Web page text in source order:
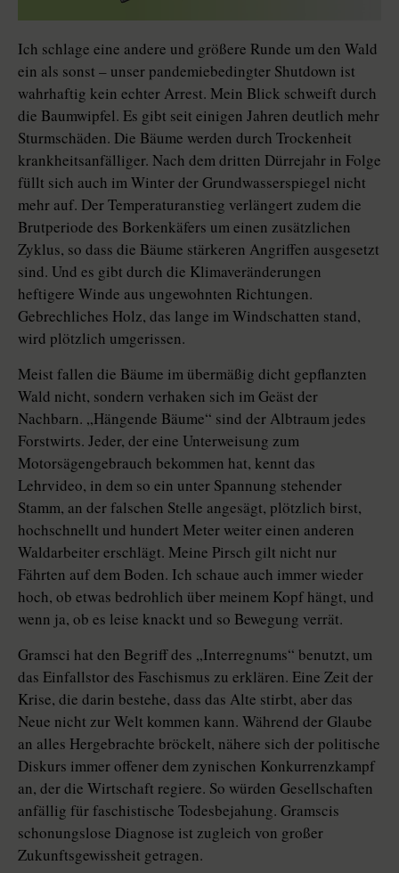
Ich schlage eine andere und größere Runde um den Wald
ein als sonst – unser pandemiebedingter Shutdown ist
wahrhaftig kein echter Arrest. Mein Blick schweift durch
die Baumwipfel. Es gibt seit einigen Jahren deutlich mehr
Sturmschäden. Die Bäume werden durch Trockenheit
krankheitsanfälliger. Nach dem dritten Dürrejahr in Folge
füllt sich auch im Winter der Grundwasserspiegel nicht
mehr auf. Der Temperaturanstieg verlängert zudem die
Brutperiode des Borkenkäfers um einen zusätzlichen
Zyklus, so dass die Bäume stärkeren Angriffen ausgesetzt
sind. Und es gibt durch die Klimaveränderungen
heftigere Winde aus ungewohnten Richtungen.
Gebrechliches Holz, das lange im Windschatten stand,
wird plötzlich umgerissen.
Meist fallen die Bäume im übermäßig dicht gepflanzten
Wald nicht, sondern verhaken sich im Geäst der
Nachbarn. „Hängende Bäume“ sind der Albtraum jedes
Forstwirts. Jeder, der eine Unterweisung zum
Motorsägengebrauch bekommen hat, kennt das
Lehrvideo, in dem so ein unter Spannung stehender
Stamm, an der falschen Stelle angesägt, plötzlich birst,
hochschnellt und hundert Meter weiter einen anderen
Waldarbeiter erschlägt. Meine Pirsch gilt nicht nur
Fährten auf dem Boden. Ich schaue auch immer wieder
hoch, ob etwas bedrohlich über meinem Kopf hängt, und
wenn ja, ob es leise knackt und so Bewegung verrät.
Gramsci hat den Begriff des „Interregnums“ benutzt, um
das Einfallstor des Faschismus zu erklären. Eine Zeit der
Krise, die darin bestehe, dass das Alte stirbt, aber das
Neue nicht zur Welt kommen kann. Während der Glaube
an alles Hergebrachte bröckelt, nähere sich der politische
Diskurs immer offener dem zynischen Konkurrenzkampf
an, der die Wirtschaft regiere. So würden Gesellschaften
anfällig für faschistische Todesbejahung. Gramscis
schonungslose Diagnose ist zugleich von großer
Zukunftsgewissheit getragen.